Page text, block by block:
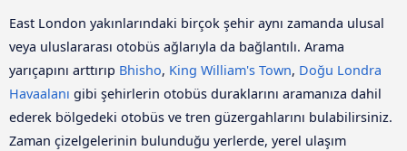
East London yakınlarındaki birçok şehir aynı zamanda ulusal
veya uluslararası otobüs ağlarıyla da bağlantılı. Arama
yarıçapını arttırıp Bhisho, King William's Town, Doğu Londra
Havaalanı gibi şehirlerin otobüs duraklarını aramanıza dahil
ederek bölgedeki otobüs ve tren güzergahlarını bulabilirsiniz.
Zaman çizelgelerinin bulunduğu yerlerde, yerel ulaşım